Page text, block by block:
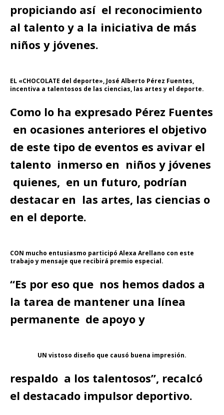
propiciando así el reconocimiento
al talento y a la iniciativa de más
niños y jóvenes.
EL «CHOCOLATE del deporte», José Alberto Pérez Fuentes,
incentiva a talentosos de las ciencias, las artes y el deporte.
Como lo ha expresado Pérez Fuentes
en ocasiones anteriores el objetivo
de este tipo de eventos es avivar el
talento inmerso en niños y jóvenes
quienes, en un futuro, podrían
destacar en las artes, las ciencias o
en el deporte.
CON mucho entusiasmo participó Alexa Arellano con este
trabajo y mensaje que recibirá premio especial.
“Es por eso que nos hemos dados a
la tarea de mantener una línea
permanente de apoyo y
UN vistoso diseño que causó buena impresión.
respaldo a los talentosos”, recalcó
el destacado impulsor deportivo.